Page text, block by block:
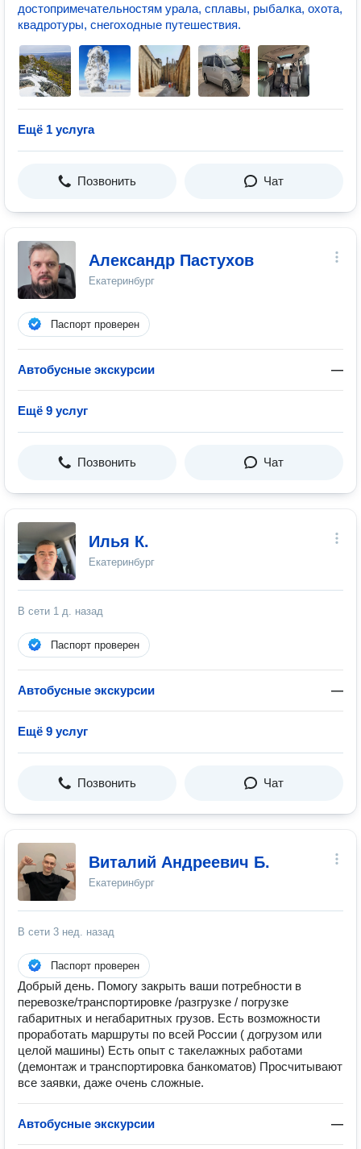
достопримечательностям урала, сплавы, рыбалка, охота,
квадротуры, снегоходные путешествия.
Ещё 1 услуга
Позвонить Чат
Александр Пастухов
Екатеринбург
Паспорт проверен
Автобусные экскурсии —
Ещё 9 услуг
Позвонить Чат
Илья К.
Екатеринбург
В сети 1 д. назад
Паспорт проверен
Автобусные экскурсии —
Ещё 9 услуг
Позвонить Чат
Виталий Андреевич Б.
Екатеринбург
В сети 3 нед. назад
Паспорт проверен
Добрый день. Помогу закрыть ваши потребности в
перевозке/транспортировке /разгрузке / погрузке
габаритных и негабаритных грузов. Есть возможности
проработать маршруты по всей России ( догрузом или
целой машины) Есть опыт с такелажных работами
(демонтаж и транспортировка банкоматов) Просчитывают
все заявки, даже очень сложные.
Автобусные экскурсии —